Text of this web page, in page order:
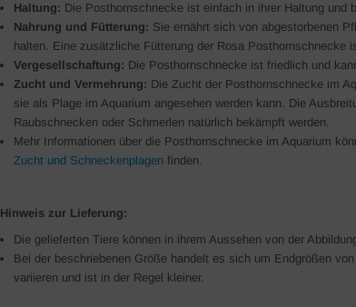
Haltung: Die Posthornschnecke ist einfach in ihrer Haltung und
Nahrung und Fütterung: Sie ernährt sich von abgestorbenen
halten. Eine zusätzliche Fütterung der Rosa Posthornschnecke
Vergesellschaftung: Die Posthornschnecke ist friedlich und
Zucht und Vermehrung: Die Zucht der Posthornschnecke im
sie als Plage im Aquarium angesehen werden kann. Die
Raubschnecken oder Schmerlen natürlich bekämpft werden.
Mehr Informationen über die Posthornschnecke im Aquarium
Zucht und Schneckenplagen finden.
Hinweis zur Lieferung:
Die gelieferten Tiere können in ihrem Aussehen von der
Bei der beschriebenen Größe handelt es sich um Endgrößen
variieren und ist in der Regel kleiner.